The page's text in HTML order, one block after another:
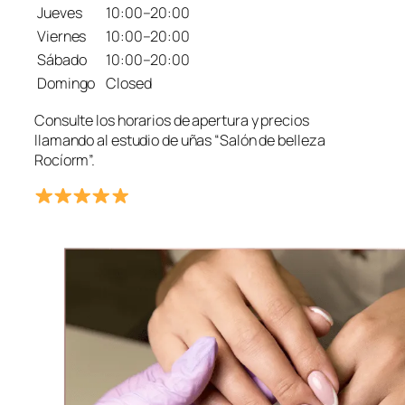
Jueves
10:00–20:00
Viernes
10:00–20:00
Sábado
10:00–20:00
Domingo Closed
Consulte los horarios de apertura y precios
llamando al estudio de uñas “Salón de belleza
Rocíorm”.